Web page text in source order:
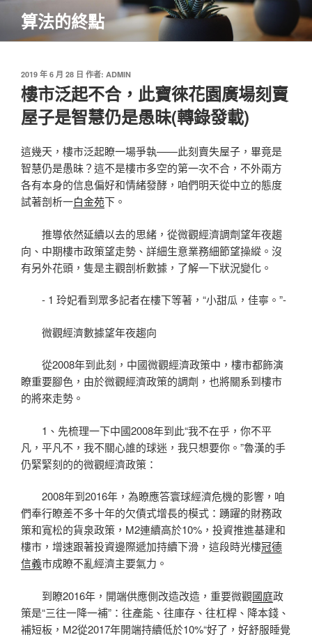
主
算法的終點
發
佈
於
2019 年 6 月 28 日 作者: ADMIN
樓市泛起不合，此寶徠花園廣場刻賣
屋子是智慧仍是愚昧(轉錄發載)
這幾天，樓市泛起瞭一場爭執——此刻賣失屋子，畢竟是
智慧仍是愚昧？這不是樓市多空的第一次不合，不外兩方
各有本身的信息偏好和情緒發酵，咱們明天從中立的態度
試著剖析一白金苑下。
推導依然延續以去的思緒，從微觀經濟調劑望年夜趨
向、中期樓市政策望走勢、詳細生意業務細節望操縱。沒
有另外花頭，隻是主觀剖析數據，了解一下狀況變化。
- 1 玲妃看到眾多記者在樓下等著，“小甜瓜，佳寧。”-
微觀經濟數據望年夜趨向
從2008年到此刻，中國微觀經濟政策中，樓市都飾演
瞭重要腳色，由於微觀經濟政策的調劑，也將關系到樓市
的將來走勢。
1、先梳理一下中國2008年到此“我不在乎，你不平
凡，平凡不，我不關心誰的球迷，我只想要你。”魯漢的手
仍緊緊刻的的微觀經濟政策：
2008年到2016年，為瞭應答寰球經濟危機的影響，咱
們奉行瞭差不多十年的欠債式增長的模式：踴躍的財務政
策和寬松的貨泉政策，M2連續高於10%，投資推進基建和
樓市，增速跟著投資邊際遞加持續下滑，這段時光樓冠德
信義市成瞭不亂經濟主要氣力。
到瞭2016年，開端供應側改造改造，重要微觀國庭政
策是“三往一降一補”：往產能、往庫存、往杠桿、降本錢、
補短板，M2從2017年開端持續低於10%“好了，好舒服睡覺